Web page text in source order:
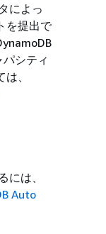
によっ
を提出で
シティ
、
は、
Auto